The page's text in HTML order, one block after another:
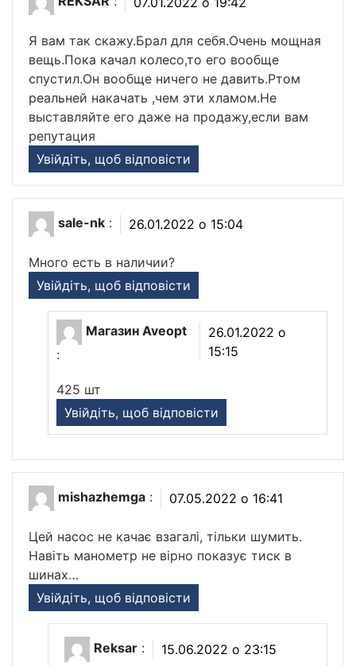
Я вам так скажу.Брал для себя.Очень мощная
вещь.Пока качал колесо,то его вообще
спустил.Он вообще ничего не давить.Ртом
реальней накачать ,чем эти хламом.Не
выставляйте его даже на продажу,если вам
репутация
Увійдіть, щоб відповісти
sale-nk : 26.01.2022 о 15:04
Много есть в наличии?
Увійдіть, щоб відповісти
Магазин Aveopt
:
26.01.2022 о
15:15
425 шт
Увійдіть, щоб відповісти
mishazhemga : 07.05.2022 о 16:41
Цей насос не качає взагалі, тільки шумить.
Навіть манометр не вірно показує тиск в
шинах…
Увійдіть, щоб відповісти
Reksar : 15.06.2022 о 23:15